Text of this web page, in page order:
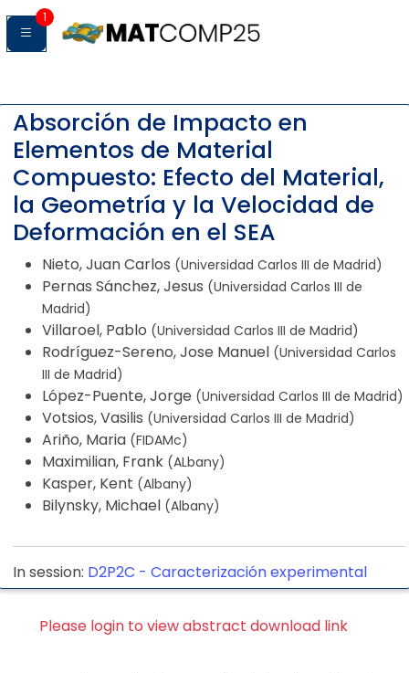
1
Absorción de Impacto en
Elementos de Material
Compuesto: Efecto del Material,
la Geometría y la Velocidad de
Deformación en el SEA
Nieto, Juan Carlos (Universidad Carlos III de Madrid)
Pernas Sánchez, Jesus (Universidad Carlos III de
Madrid)
Villaroel, Pablo (Universidad Carlos III de Madrid)
Rodríguez-Sereno, Jose Manuel (Universidad Carlos
III de Madrid)
López-Puente, Jorge (Universidad Carlos III de Madrid)
Votsios, Vasilis (Universidad Carlos III de Madrid)
Ariño, Maria (FIDAMc)
Maximilian, Frank (ALbany)
Kasper, Kent (Albany)
Bilynsky, Michael (Albany)
In session: D2P2C - Caracterización experimental
Please login to view abstract download link